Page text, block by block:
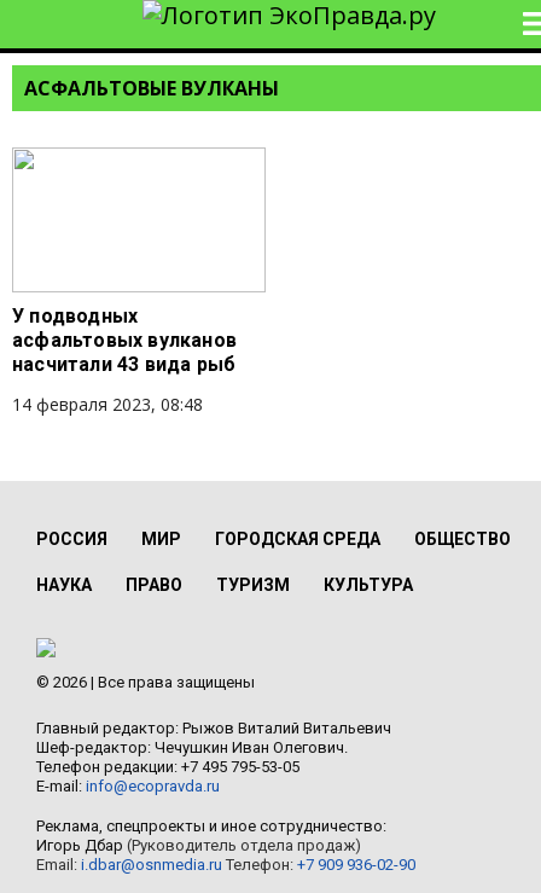
АСФАЛЬТОВЫЕ ВУЛКАНЫ
У подводных
асфальтовых вулканов
насчитали 43 вида рыб
14 февраля 2023, 08:48
РОССИЯ МИР ГОРОДСКАЯ СРЕДА ОБЩЕСТВО
НАУКА ПРАВО ТУРИЗМ КУЛЬТУРА
© 2026 | Все права защищены
Главный редактор: Рыжов Виталий Витальевич
Шеф-редактор: Чечушкин Иван Олегович.
Телефон редакции: +7 495 795-53-05
E-mail: info@ecopravda.ru
Реклама, спецпроекты и иное сотрудничество:
Игорь Дбар (Руководитель отдела продаж)
Email: i.dbar@osnmedia.ru Телефон: +7 909 936-02-90